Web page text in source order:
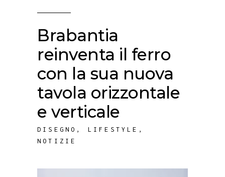
Brabantia
reinventa il ferro
con la sua nuova
tavola orizzontale
e verticale
DISEGNO , LIFESTYLE ,
NOTIZIE